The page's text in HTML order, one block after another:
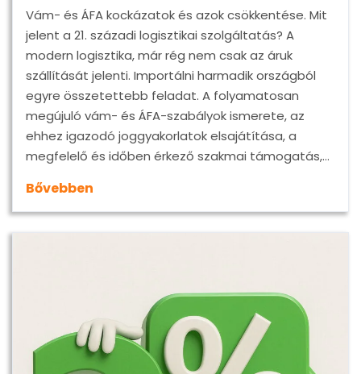
Vám- és ÁFA kockázatok és azok csökkentése. Mit
jelent a 21. századi logisztikai szolgáltatás? A
modern logisztika, már rég nem csak az áruk
szállítását jelenti. Importálni harmadik országból
egyre összetettebb feladat. A folyamatosan
megújuló vám- és ÁFA-szabályok ismerete, az
ehhez igazodó joggyakorlatok elsajátítása, a
megfelelő és időben érkező szakmai támogatás,…
Bővebben